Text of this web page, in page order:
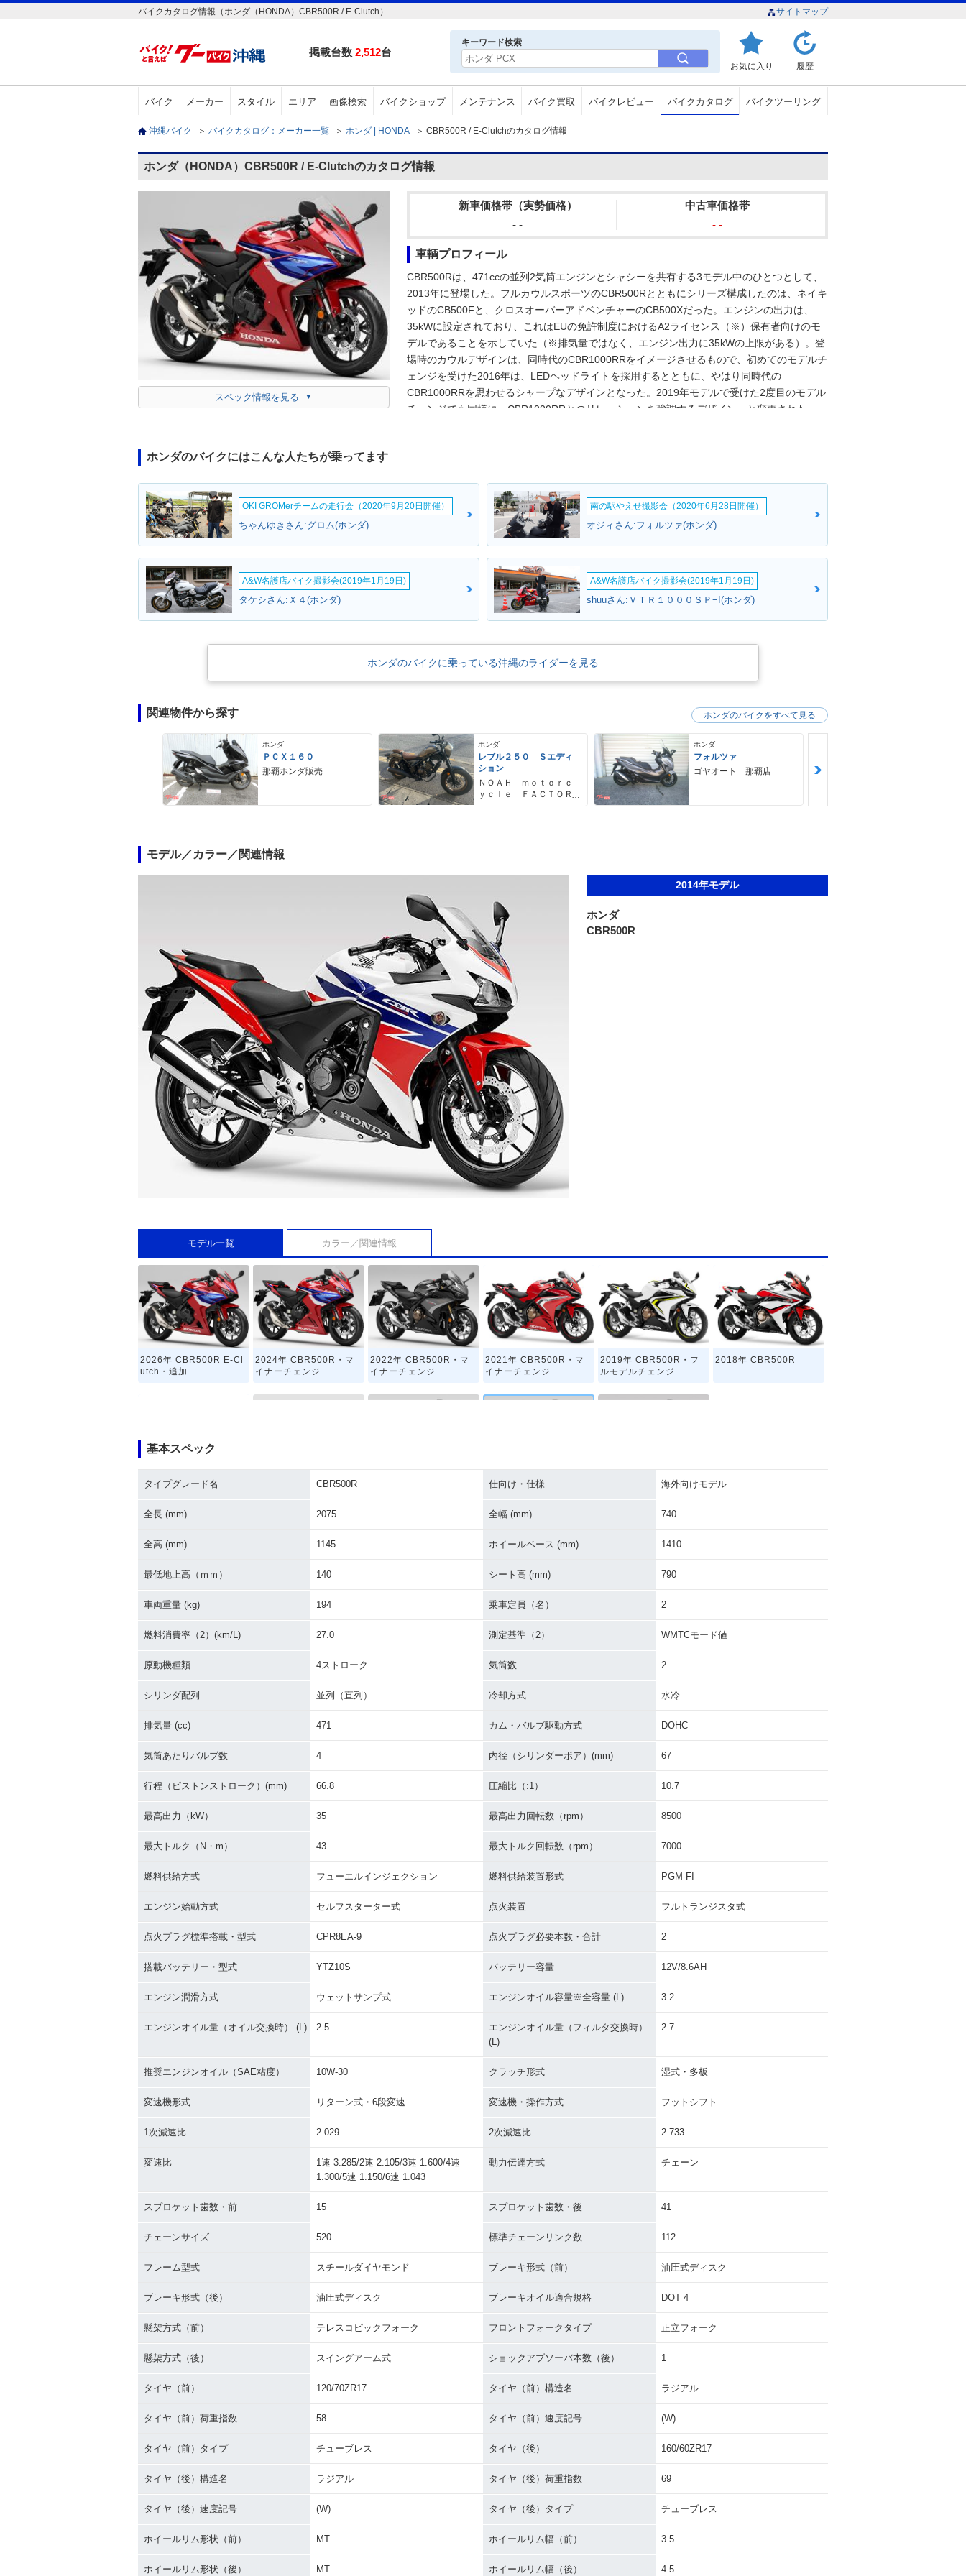
バイクカタログ情報（ホンダ（HONDA）CBR500R / E-Clutch） サイトマップ
掲載台数 2,512台
キーワード検索
お気に入り 履歴
バイク メーカー スタイル エリア 画像検索 バイクショップ メンテナンス バイク買取 バイクレビュー バイクカタログ バイクツーリング
沖縄バイク ＞ バイクカタログ：メーカー一覧 ＞ ホンダ | HONDA ＞ CBR500R / E-Clutchのカタログ情報
ホンダ（HONDA）CBR500R / E-Clutchのカタログ情報
スペック情報を見る
新車価格帯（実勢価格）
- -
中古車価格帯
- -
車輌プロフィール
CBR500Rは、471ccの並列2気筒エンジンとシャシーを共有する3モデル中のひとつとして、
2013年に登場した。フルカウルスポーツのCBR500Rとともにシリーズ構成したのは、ネイキ
ッドのCB500Fと、クロスオーバーアドベンチャーのCB500Xだった。エンジンの出力は、
35kWに設定されており、これはEUの免許制度におけるA2ライセンス（※）保有者向けのモ
デルであることを示していた（※排気量ではなく、エンジン出力に35kWの上限がある）。登
場時のカウルデザインは、同時代のCBR1000RRをイメージさせるもので、初めてのモデルチ
ェンジを受けた2016年は、LEDヘッドライトを採用するとともに、やはり同時代の
CBR1000RRを思わせるシャープなデザインとなった。2019年モデルで受けた2度目のモデル
チェンジでも同様に、CBR1000RRとのリレーションを強調するデザインへと変更された。
と同様に、日本の免許制度に適合させるため、エンジン内のピストンストロークを短くする
ことで、排気量は399ccに縮小されていた。2025年11月開催のEICMA（イタリア・ミラノ）
で、Honda E-Clutch搭載グレードが追加設定された。
ホンダのバイクにはこんな人たちが乗ってます
OKI GROMerチームの走行会（2020年9月20日開催）
ちゃんゆきさん:グロム(ホンダ)
南の駅やえせ撮影会（2020年6月28日開催）
オジィさん:フォルツァ(ホンダ)
A&W名護店バイク撮影会(2019年1月19日)
タケシさん:Ｘ４(ホンダ)
A&W名護店バイク撮影会(2019年1月19日)
shuuさん:ＶＴＲ１０００ＳＰ−I(ホンダ)
ホンダのバイクに乗っている沖縄のライダーを見る
関連物件から探す
ホンダ
ＰＣＸ１６０
那覇ホンダ販売
ホンダ
レブル２５０ Ｓエディ
ション
ＮＯＡＨ ｍｏｔｏｒｃ
ｙｃｌｅ ＦＡＣＴＯＲ
ホンダ
フォルツァ
ゴヤオート 那覇店
ホンダのバイクをすべて見る
モデル／カラー／関連情報
2014年モデル
ホンダ
CBR500R
モデル一覧 カラー／関連情報
2026年 CBR500R E-Cl
utch・追加
2024年 CBR500R・マ
イナーチェンジ
2022年 CBR500R・マ
イナーチェンジ
2021年 CBR500R・マ
イナーチェンジ
2019年 CBR500R・フ
ルモデルチェンジ
2018年 CBR500R
2017年 CBR500R
2016年 CBR500R・フ
2014年 CBR500R
2013年 CBR500R・新
基本スペック
タイプグレード名 CBR500R 仕向け・仕様 海外向けモデル
全長 (mm) 2075 全幅 (mm) 740
全高 (mm) 1145 ホイールベース (mm) 1410
最低地上高（ｍｍ） 140 シート高 (mm) 790
車両重量 (kg) 194 乗車定員（名） 2
燃料消費率（2）(km/L) 27.0 測定基準（2） WMTCモード値
原動機種類 4ストローク 気筒数 2
シリンダ配列 並列（直列） 冷却方式 水冷
排気量 (cc) 471 カム・バルブ駆動方式 DOHC
気筒あたりバルブ数 4 内径（シリンダーボア）(mm) 67
行程（ピストンストローク）(mm) 66.8 圧縮比（:1） 10.7
最高出力（kW） 35 最高出力回転数（rpm） 8500
最大トルク（N・m） 43 最大トルク回転数（rpm） 7000
燃料供給方式 フューエルインジェクション 燃料供給装置形式 PGM-FI
エンジン始動方式 セルフスターター式 点火装置 フルトランジスタ式
点火プラグ標準搭載・型式 CPR8EA-9 点火プラグ必要本数・合計 2
搭載バッテリー・型式 YTZ10S バッテリー容量 12V/8.6AH
エンジン潤滑方式 ウェットサンプ式 エンジンオイル容量※全容量 (L) 3.2
エンジンオイル量（オイル交換時） (L) 2.5
エンジンオイル量（フィルタ交換時）
(L)
2.7
推奨エンジンオイル（SAE粘度） 10W-30 クラッチ形式 湿式・多板
変速機形式 リターン式・6段変速 変速機・操作方式 フットシフト
1次減速比 2.029 2次減速比 2.733
変速比
1速 3.285/2速 2.105/3速 1.600/4速
1.300/5速 1.150/6速 1.043
動力伝達方式 チェーン
スプロケット歯数・前 15 スプロケット歯数・後 41
チェーンサイズ 520 標準チェーンリンク数 112
フレーム型式 スチールダイヤモンド ブレーキ形式（前） 油圧式ディスク
ブレーキ形式（後） 油圧式ディスク ブレーキオイル適合規格 DOT 4
懸架方式（前） テレスコピックフォーク フロントフォークタイプ 正立フォーク
懸架方式（後） スイングアーム式 ショックアブソーバ本数（後） 1
タイヤ（前） 120/70ZR17 タイヤ（前）構造名 ラジアル
タイヤ（前）荷重指数 58 タイヤ（前）速度記号 (W)
タイヤ（前）タイプ チューブレス タイヤ（後） 160/60ZR17
タイヤ（後）構造名 ラジアル タイヤ（後）荷重指数 69
タイヤ（後）速度記号 (W) タイヤ（後）タイプ チューブレス
ホイールリム形状（前） MT ホイールリム幅（前） 3.5
ホイールリム形状（後） MT ホイールリム幅（後） 4.5